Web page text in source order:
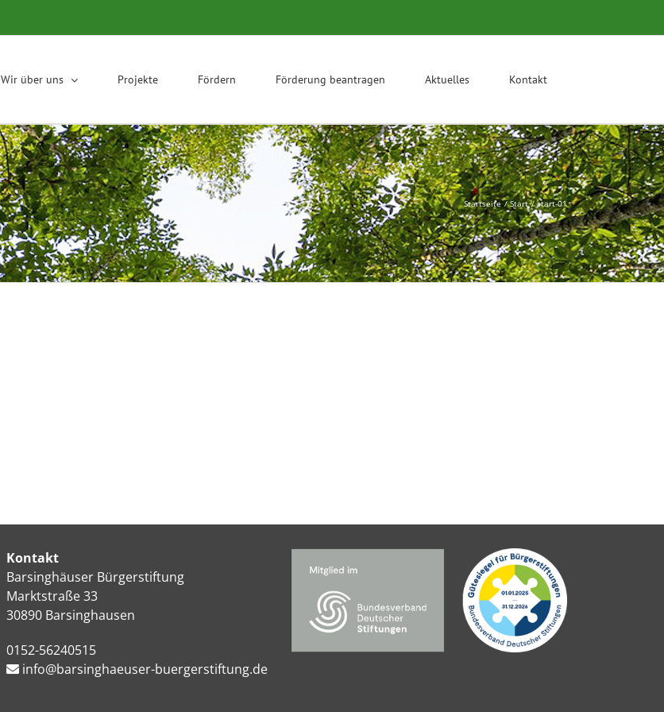
Wir über uns Projekte Fördern Förderung beantragen Aktuelles Kontakt
Startseite Start start-01
Kontakt
Barsinghäuser Bürgerstiftung
Marktstraße 33
30890 Barsinghausen
0152-56240515
info@barsinghaeuser-buergerstiftung.de